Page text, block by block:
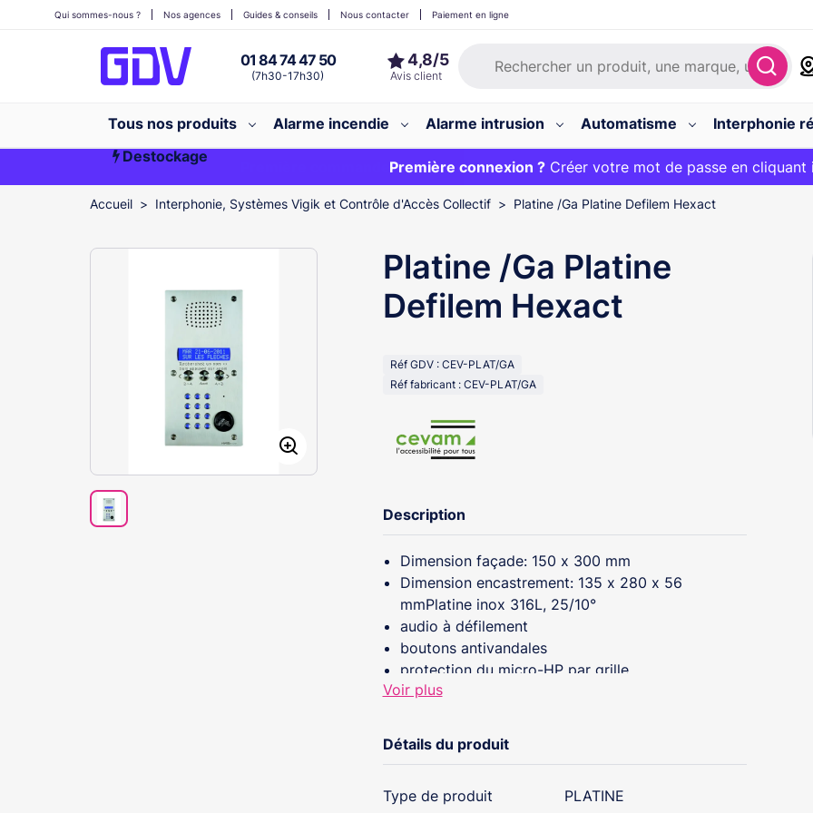
01 84 74 47 50
(7h30-17h30)
Qui sommes-nous ? Nos agences Guides & conseils Nous contacter Paiement en ligne
Tous nos produits Alarme incendie Alarme intrusion Automatisme
Interphonie
Destockage
Première commande ?20€ OFFERT sur votre panier et livraison 24/48h gratuite
Première connexion ?Créer votre mot de passe en
EXCLU WEB :
Accueil Interphonie, Systèmes Vigik et Contrôle d'Accès Collectif Platine /Ga Platine Defilem Hexact
Platine /Ga Platine
Defilem Hexact
Réf GDV : CEV-PLAT/GA
Réf fabricant : CEV-PLAT/GA
Description
Dimension façade: 150 x 300 mm
Dimension encastrement: 135 x 280 x 56
mmPlatine inox 316L, 25/10°
audio à défilement
boutons antivandales
protection du micro-HP par grille
protection de l’afficheur par makrolon 6 mm, avec
Voir plus
Détails du produit
Type de produit PLATINE